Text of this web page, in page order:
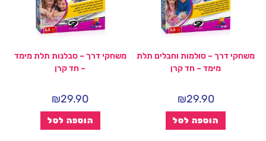
משחקי דרך – סולמות וחבלים תלת
מימד – חד קרן
₪29.90
הוספה לסל
משחקי דרך – סבלנות תלת מימד
– חד קרן
₪29.90
הוספה לסל